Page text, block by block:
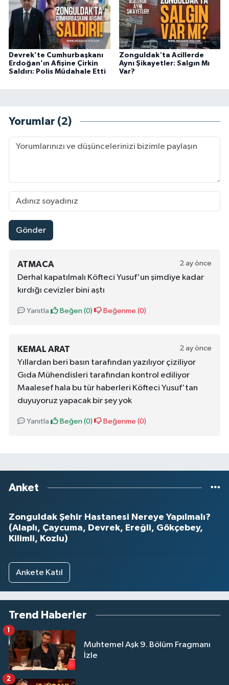
Devrek’te Cumhurbaşkanı
Erdoğan’ın Afişine Çirkin
Saldırı: Polis Müdahale Etti
Zonguldak'ta Acillerde
Aynı Şikayetler: Salgın Mı
Var?
Yorumlar (2)
Gönder
ATMACA 2 ay önce
Derhal kapatılmalı Köfteci Yusuf'un şimdiye kadar
kırdığı cevizler bini aştı
Yanıtla Beğen (0) Beğenme (0)
KEMAL ARAT 2 ay önce
Yıllardan beri basın tarafından yazılıyor çiziliyor
Gıda Mühendisleri tarafından kontrol ediliyor
Maalesef hala bu tür haberleri Köfteci Yusuf'tan
duyuyoruz yapacak bir şey yok
Yanıtla Beğen (0) Beğenme (0)
Anket
Zonguldak Şehir Hastanesi Nereye Yapılmalı?
(Alaplı, Çaycuma, Devrek, Ereğli, Gökçebey,
Kilimli, Kozlu)
Ankete Katıl
Trend Haberler
Muhtemel Aşk 9. Bölüm Fragmanı
İzle
1
2